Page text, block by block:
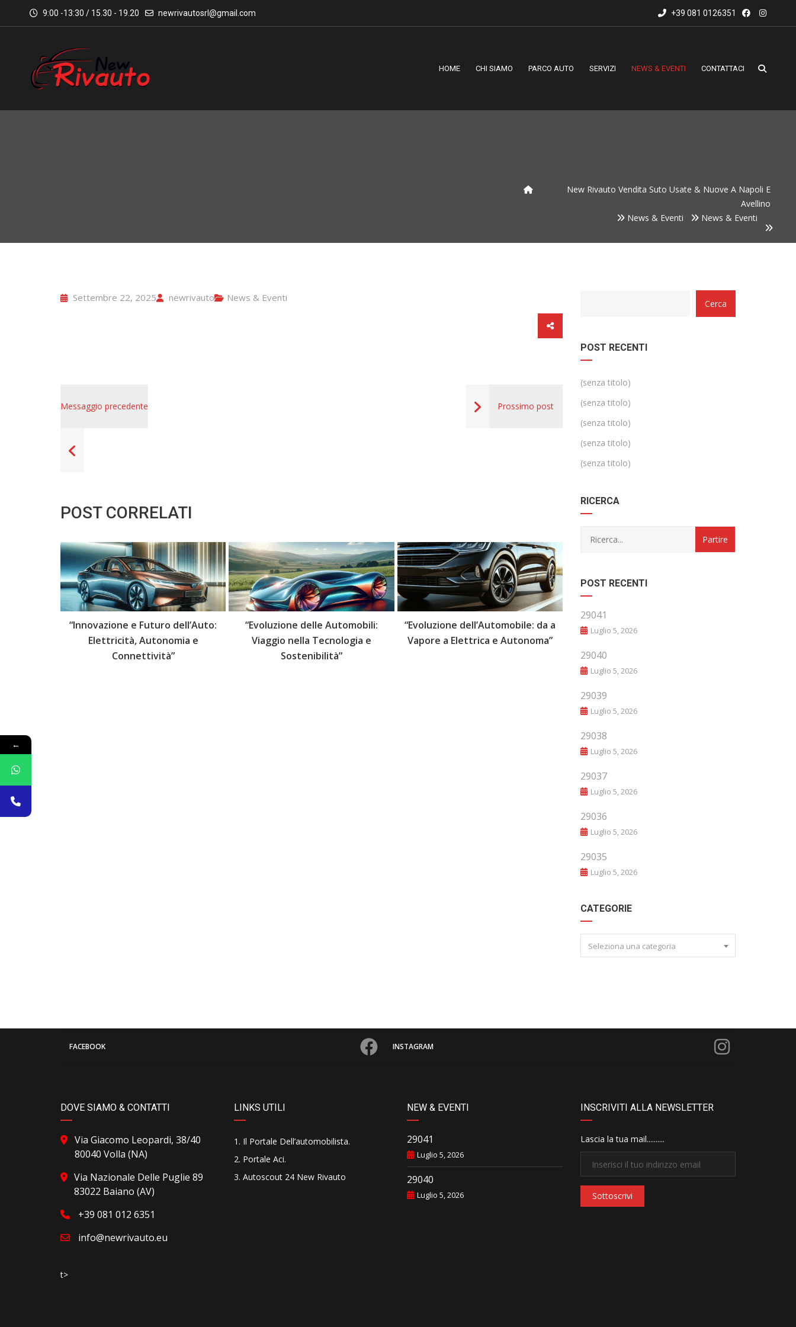
9:00 -13:30 / 15.30 - 19.20 newrivautosrl@gmail.com +39 081 0126351
HOME CHI SIAMO PARCO AUTO SERVIZI NEWS & EVENTI CONTATTACI
New Rivauto Vendita Suto Usate & Nuove A Napoli E
Avellino
News & Eventi
News & Eventi
Settembre 22, 2025 newrivauto News & Eventi
Messaggio precedente Prossimo post
POST CORRELATI
“Innovazione e Futuro dell’Auto:
Elettricità, Autonomia e
Connettività”
“Evoluzione delle Automobili:
Viaggio nella Tecnologia e
Sostenibilità”
“Evoluzione dell’Automobile: da a
Vapore a Elettrica e Autonoma”
“Evoluzione e Innovazione: Il Futuro
Cerca
POST RECENTI
(senza titolo)
(senza titolo)
(senza titolo)
(senza titolo)
(senza titolo)
RICERCA
POST RECENTI
29041
Luglio 5, 2026
29040
Luglio 5, 2026
29039
Luglio 5, 2026
29038
Luglio 5, 2026
29037
Luglio 5, 2026
29036
Luglio 5, 2026
29035
Luglio 5, 2026
CATEGORIE
Seleziona una categoria
FACEBOOK INSTAGRAM
DOVE SIAMO & CONTATTI
Via Giacomo Leopardi, 38/40
80040 Volla (NA)
Via Nazionale Delle Puglie 89
83022 Baiano (AV)
+39 081 012 6351
info@newrivauto.eu
t>
LINKS UTILI
Il Portale Dell’automobilista.
Portale Aci.
Autoscout 24 New Rivauto
NEW & EVENTI
29041
Luglio 5, 2026
29040
Luglio 5, 2026
INSCRIVITI ALLA NEWSLETTER
Lascia la tua mail..........
Sottoscrivi
←